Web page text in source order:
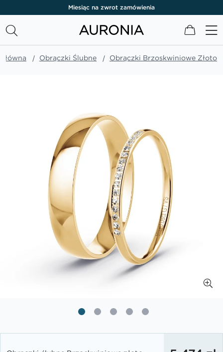
Miesiąc na zwrot zamówienia
Mój
Obrączki Ślubne Obrączki Brzoskwiniowe Złoto